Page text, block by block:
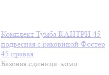
Комплект Тумба КАНТРИ 45
подвесная с раковиной Фостер
45 правая
Базовая единица: комп